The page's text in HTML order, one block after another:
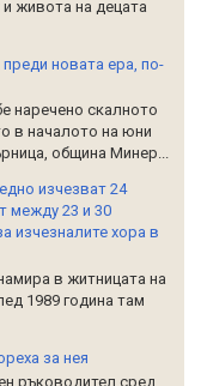
живота на децата
преди новата ера, по-
наречено скалното
в началото на юни
община Минер...
изчезват 24
между 23 и 30
изчезналите хора в
в житницата на
1989 година там
за нея
ръководител сред